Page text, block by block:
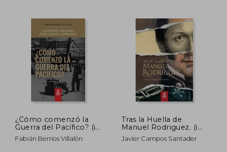
¿Cómo comenzó la
Guerra del Pacífico? (in
Spanish)
Fabián Berríos Villalón
Tras la Huella de
Manuel Rodriguez. (in
Spanish)
Javier Campos Santader